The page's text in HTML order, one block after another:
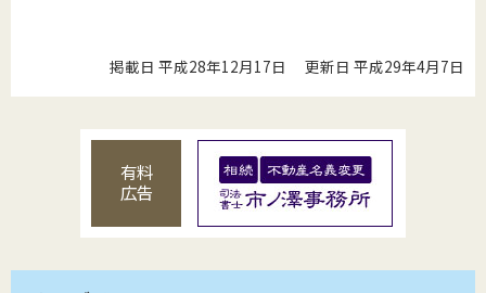
掲載日 平成28年12月17日 更新日 平成29年4月7日
有料
広告